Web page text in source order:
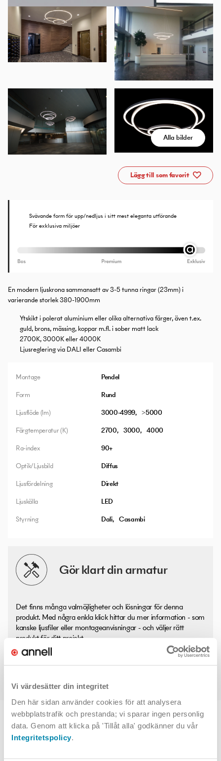
Vi värdesätter din integritet
Den här sidan använder cookies för att analysera
webbplatstrafik och prestanda; vi sparar ingen personlig
data. Genom att klicka på 'Tillåt alla' godkänner du vår
Integritetspolicy.
Alla bilder
Lägg till som favorit
Svävande form för upp/nedljus i sitt mest eleganta utförande
För exklusiva miljöer
En modern ljuskrona sammansatt av 3-5 tunna ringar (23mm) i
varierande storlek 380-1900mm
Ytskikt i polerat aluminium eller olika alternativa färger, även t.ex.
guld, brons, mässing, koppar m.fl. i sober matt lack
2700K, 3000K eller 4000K
Ljusreglering via DALI eller Casambi
Montage
Pendel
Form
Rund
Ljusflöde (lm)
3000-4999
>5000
Färgtemperatur (K)
2700 3000
4000
Ra-index
90+
Optik/Ljusbild
Diffus
Ljusfördelning
Direkt
Ljuskälla
LED
Styrning
Dali Casambi
Gör klart din armatur
Det finns många valmöjligheter och lösningar för denna
produkt. Med några enkla klick hittar du mer information - som
kanske ljusfiler eller montageanvisningar - och väljer rätt
produkt för ditt projekt.
TOPPVAL